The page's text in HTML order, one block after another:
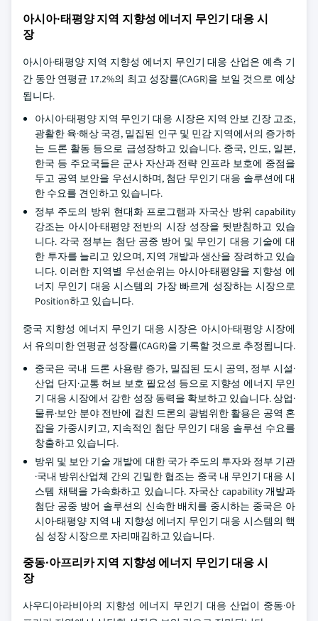
아시아·태평양 지역 지향성 에너지 무인기 대응 시
장
아시아·태평양 지역 지향성 에너지 무인기 대응 산업은 예측 기
간 동안 연평균 17.2%의 최고 성장률(CAGR)을 보일 것으로 예상
됩니다.
아시아·태평양 지역 무인기 대응 시장은 지역 안보 긴장 고조,
광활한 육·해상 국경, 밀집된 인구 및 민감 지역에서의 증가하
는 드론 활동 등으로 급성장하고 있습니다. 중국, 인도, 일본,
한국 등 주요국들은 군사 자산과 전략 인프라 보호에 중점을
두고 공역 보안을 우선시하며, 첨단 무인기 대응 솔루션에 대
한 수요를 견인하고 있습니다.
정부 주도의 방위 현대화 프로그램과 자국산 방위 capability
강조는 아시아·태평양 전반의 시장 성장을 뒷받침하고 있습
니다. 각국 정부는 첨단 공중 방어 및 무인기 대응 기술에 대
한 투자를 늘리고 있으며, 지역 개발과 생산을 장려하고 있습
니다. 이러한 지역별 우선순위는 아시아·태평양을 지향성 에
너지 무인기 대응 시스템의 가장 빠르게 성장하는 시장으로
Position하고 있습니다.
중국 지향성 에너지 무인기 대응 시장은 아시아·태평양 시장에
서 유의미한 연평균 성장률(CAGR)을 기록할 것으로 추정됩니다.
중국은 국내 드론 사용량 증가, 밀집된 도시 공역, 정부 시설·
산업 단지·교통 허브 보호 필요성 등으로 지향성 에너지 무인
기 대응 시장에서 강한 성장 동력을 확보하고 있습니다. 상업·
물류·보안 분야 전반에 걸친 드론의 광범위한 활용은 공역 혼
잡을 가중시키고, 지속적인 첨단 무인기 대응 솔루션 수요를
창출하고 있습니다.
방위 및 보안 기술 개발에 대한 국가 주도의 투자와 정부 기관
·국내 방위산업체 간의 긴밀한 협조는 중국 내 무인기 대응 시
스템 채택을 가속화하고 있습니다. 자국산 capability 개발과
첨단 공중 방어 솔루션의 신속한 배치를 중시하는 중국은 아
시아·태평양 지역 내 지향성 에너지 무인기 대응 시스템의 핵
심 성장 시장으로 자리매김하고 있습니다.
중동·아프리카 지역 지향성 에너지 무인기 대응 시
장
사우디아라비아의 지향성 에너지 무인기 대응 산업이 중동·아